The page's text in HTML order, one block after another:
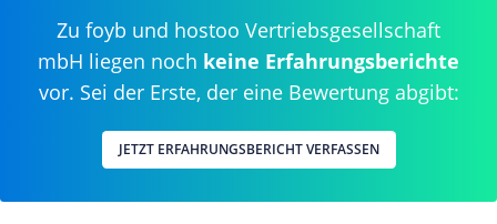
Zu foyb und hostoo Vertriebsgesellschaft
mbH liegen noch keine Erfahrungsberichte
vor. Sei der Erste, der eine Bewertung abgibt:
JETZT ERFAHRUNGSBERICHT VERFASSEN